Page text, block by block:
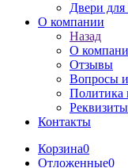
Двери для
О компании
Назад
О
Отзывы
Вопросы
Политика
Реквизиты
Контакты
Корзина0
Отложенные0